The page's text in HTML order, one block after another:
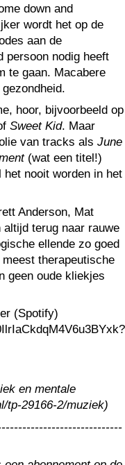
down and
wordt het op de
aan de
persoon nodig heeft
te gaan. Macabere
hoor, bijvoorbeeld op
Sweet Kid. Maar
van tracks als June
(wat een titel!)
nooit worden in het
Anderson, Mat
terug naar rauwe
ellende zo goed
therapeutische
geen oude kliekjes
(Spotify)
en mentale
tp-29166-2/muziek)